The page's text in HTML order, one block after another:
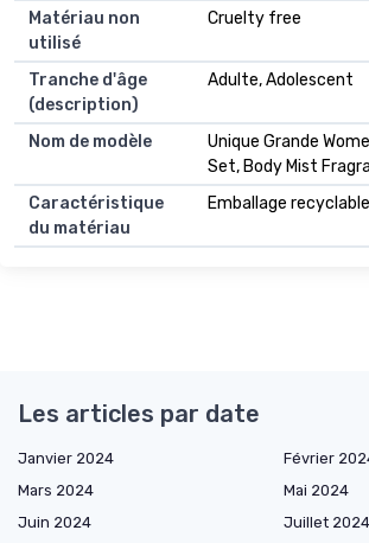
Matériau non
utilisé
Cruelty free
Tranche d'âge
(description)
Adulte, Adolescent
Nom de modèle
Unique Grande
Set, Body Mist
Caractéristique
du matériau
Emballage recyclable
Les articles par date
Janvier 2024
Février
Mars 2024
Mai 2024
Juin 2024
Juillet 2024